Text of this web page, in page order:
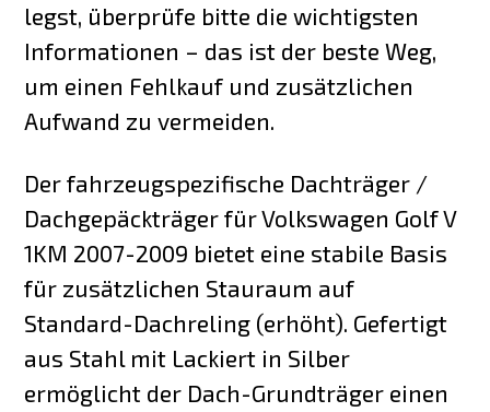
legst, überprüfe bitte die wichtigsten
Informationen – das ist der beste Weg,
um einen Fehlkauf und zusätzlichen
Aufwand zu vermeiden.
Der fahrzeugspezifische Dachträger /
Dachgepäckträger für Volkswagen Golf V
1KM 2007-2009 bietet eine stabile Basis
für zusätzlichen Stauraum auf
Standard-Dachreling (erhöht). Gefertigt
aus Stahl mit Lackiert in Silber
ermöglicht der Dach-Grundträger einen